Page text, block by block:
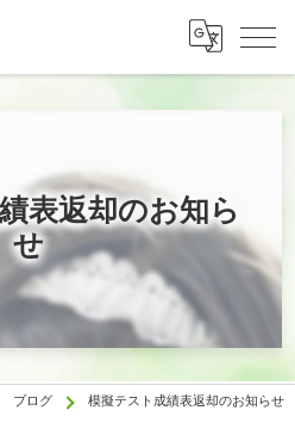
表返却のお知ら
せ
ブログ 模擬テスト成績表返却のお知らせ